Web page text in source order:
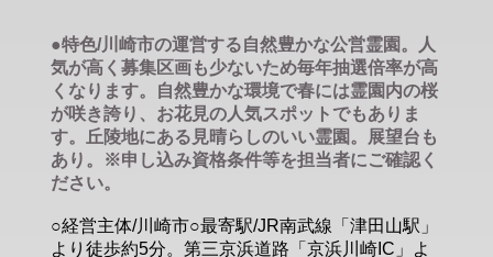
●特色/川崎市の運営する自然豊かな公営霊園。人
気が高く募集区画も少ないため毎年抽選倍率が高
くなります。自然豊かな環境で春には霊園内の桜
が咲き誇り、お花見の人気スポットでもありま
す。丘陵地にある見晴らしのいい霊園。展望台も
あり。※申し込み資格条件等を担当者にご確認く
ださい。
○経営主体/川崎市○最寄駅/JR南武線「津田山駅」
より徒歩約5分。第三京浜道路「京浜川崎IC」よ